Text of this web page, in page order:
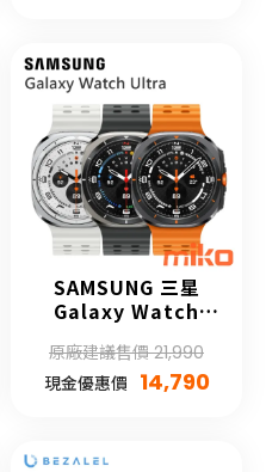
SAMSUNG 三星
Galaxy Watch
原廠建議售價 21,990
現金優惠價 14,790